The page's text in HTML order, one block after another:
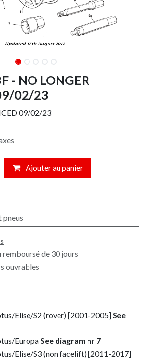
- NO LONGER
02/23
09/02/23
Ajouter au panier
pneus
de 30 jours
ouvrables
Elise/S2 (rover) [2001-2005]See
EuropaSee diagram nr 7
Elise/S3 (non facelift) [2011-2017]